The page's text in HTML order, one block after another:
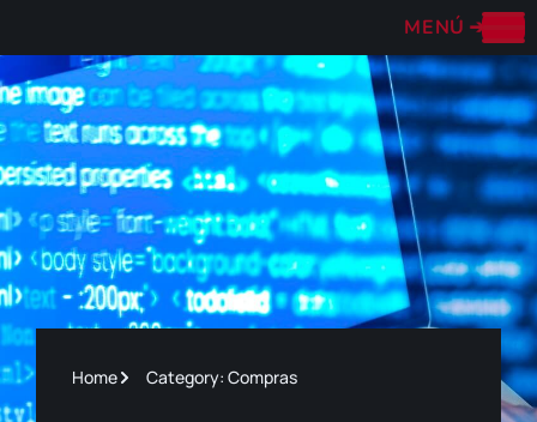
MENÚ ➔
Home Category: Compras